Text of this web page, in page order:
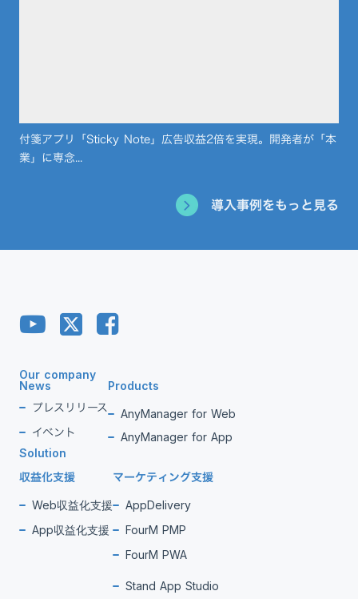
付箋アプリ「Sticky Note」広告収益2倍を実現。開発者が「本
業」に専念...
導入事例をもっと見る
Our company
News
プレスリリース
イベント
Products
AnyManager for Web
AnyManager for App
Solution
収益化支援
Web収益化支援
App収益化支援
マーケティング支援
AppDelivery
FourM PMP
FourM PWA
Stand App Studio